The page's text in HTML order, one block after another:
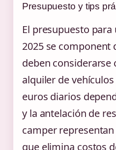
Presupuesto y tips
El presupuesto
2025 se component
deben considerarse
alquiler de
euros diarios
y la antelación de
camper
que elimina costos